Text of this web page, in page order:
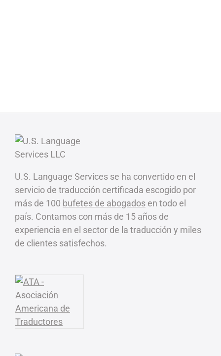
U.S. Language Services se ha convertido en el
servicio de traducción certificada escogido por
más de 100 bufetes de abogados en todo el
país. Contamos con más de 15 años de
experiencia en el sector de la traducción y miles
de clientes satisfechos.